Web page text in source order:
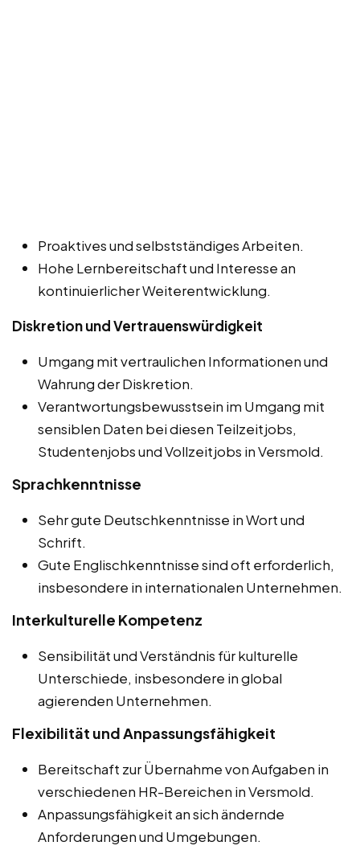
Proaktives und selbstständiges Arbeiten.
Hohe Lernbereitschaft und Interesse an
kontinuierlicher Weiterentwicklung.
Diskretion und Vertrauenswürdigkeit
Umgang mit vertraulichen Informationen und
Wahrung der Diskretion.
Verantwortungsbewusstsein im Umgang mit
sensiblen Daten bei diesen Teilzeitjobs,
Studentenjobs und Vollzeitjobs in Versmold.
Sprachkenntnisse
Sehr gute Deutschkenntnisse in Wort und
Schrift.
Gute Englischkenntnisse sind oft erforderlich,
insbesondere in internationalen Unternehmen.
Interkulturelle Kompetenz
Sensibilität und Verständnis für kulturelle
Unterschiede, insbesondere in global
agierenden Unternehmen.
Flexibilität und Anpassungsfähigkeit
Bereitschaft zur Übernahme von Aufgaben in
verschiedenen HR-Bereichen in Versmold.
Anpassungsfähigkeit an sich ändernde
Anforderungen und Umgebungen.